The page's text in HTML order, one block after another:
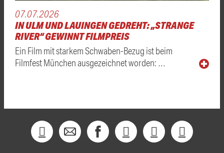
07.07.2026
IN ULM UND LAUINGEN GEDREHT: „STRANGE
RIVER“ GEWINNT FILMPREIS
Ein Film mit starkem Schwaben-Bezug ist beim
Filmfest München ausgezeichnet worden: …